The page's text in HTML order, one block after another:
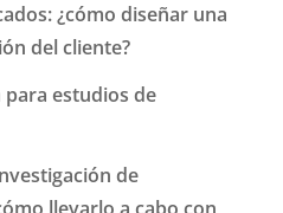
¿cómo diseñar una
del cliente?
estudios de
de